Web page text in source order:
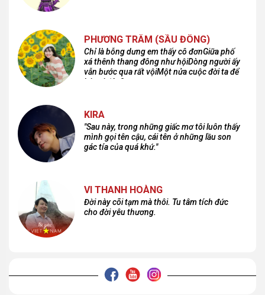
PHƯƠNG TRÂM (SẦU ĐÔNG)
Chỉ là bỗng dưng em thấy cô đơnGiữa phố
xá thênh thang đông như hộiDòng người ấy
vẫn bước qua rất vộiMột nửa cuộc đời ta để
lại nơi đâu?
KIRA
"Sau này, trong những giấc mơ tôi luôn thấy
mình gọi tên cậu, cái tên ở những lầu son
gác tía của quá khứ."
VI THANH HOÀNG
Đời này cõi tạm mà thôi. Tu tâm tích đức
cho đời yêu thương.